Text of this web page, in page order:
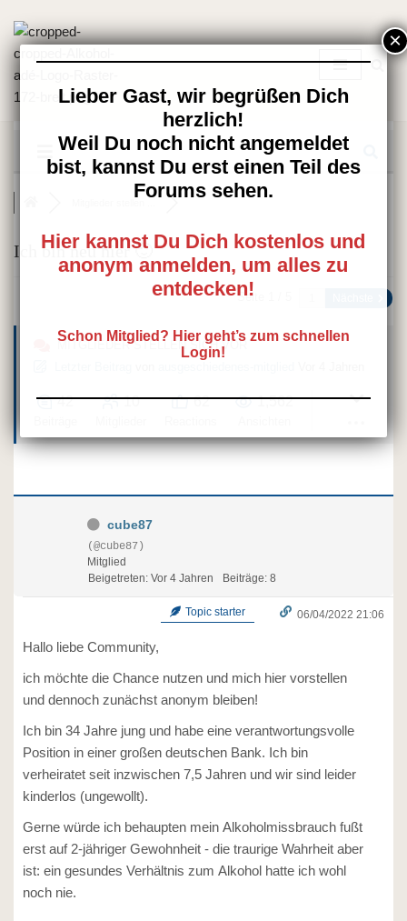
Zum
Inhalt
springen
Ich bin neu hier 🙂
Seite 1 / 5
MITGLIEDER STELLEN SICH VOR
42 10 62 1,562
cube87
(@cube87)
Mitglied
Beigetreten: Vor 4 Jahren
Beiträge: 8
Topic starter 06/04/2022 21:06
Hallo liebe Community,
ich möchte die Chance nutzen und mich hier vorstellen
und dennoch zunächst anonym bleiben!
Ich bin 34 Jahre jung und habe eine verantwortungsvolle
Position in einer großen deutschen Bank. Ich bin
verheiratet seit inzwischen 7,5 Jahren und wir sind leider
kinderlos (ungewollt).
Gerne würde ich behaupten mein Alkoholmissbrauch fußt
erst auf 2-jähriger Gewohnheit - die traurige Wahrheit aber
ist: ein gesundes Verhältnis zum Alkohol hatte ich wohl
noch nie.
Lieber Gast, wir begrüßen Dich
herzlich!
Weil Du noch nicht angemeldet
bist, kannst Du erst einen Teil des
Forums sehen.
Hier kannst Du Dich kostenlos und
anonym anmelden, um alles zu
entdecken!
Schon Mitglied? Hier geht’s zum schnellen
Login!